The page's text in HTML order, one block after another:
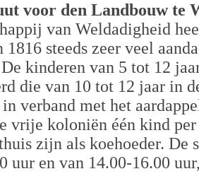
voor den Landbouw te
van Weldadigheid
steeds zeer veel
kinderen van 5 tot 12
die van 10 tot 12 jaar in
verband met het
vrije koloniën één kind
zijn als koehoeder. De
uur en van 14.00-16.00